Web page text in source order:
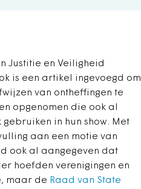
Justitie en Veiligheid
is een artikel ingevoegd om
van ontheffingen te
opgenomen die ook al
in hun show. Met
aan een motie van
ook al aangegeven dat
hoefden verenigingen en
maar de Raad van State